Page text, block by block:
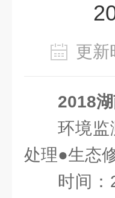
更
2018
环境
处理●生态
时间